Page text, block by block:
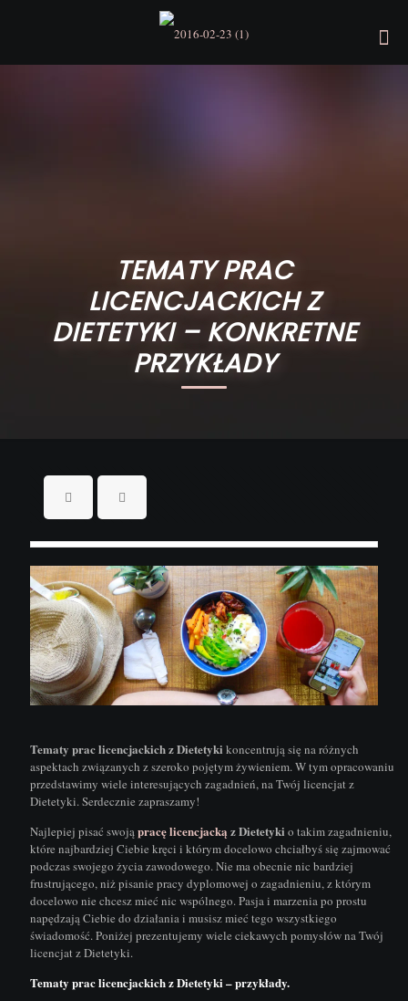
TEMATY PRAC
LICENCJACKICH Z
DIETETYKI – KONKRETNE
PRZYKŁADY
Tematy prac licencjackich z Dietetyki koncentrują się na różnych
aspektach związanych z szeroko pojętym żywieniem. W tym opracowaniu
przedstawimy wiele interesujących zagadnień, na Twój licencjat z
Dietetyki. Serdecznie zapraszamy!
Najlepiej pisać swojąpracę licencjacką z Dietetyki o takim zagadnieniu,
które najbardziej Ciebie kręci i którym docelowo chciałbyś się zajmować
podczas swojego życia zawodowego. Nie ma obecnie nic bardziej
frustrującego, niż pisanie pracy dyplomowej o zagadnieniu, z którym
docelowo nie chcesz mieć nic wspólnego.Pasja i marzenia po prostu
napędzają Ciebie do działania i musisz mieć tego wszystkiego
świadomość. Poniżej prezentujemy wiele ciekawych pomysłów na Twój
licencjat z Dietetyki.
Tematy prac licencjackich z Dietetyki – przykłady.